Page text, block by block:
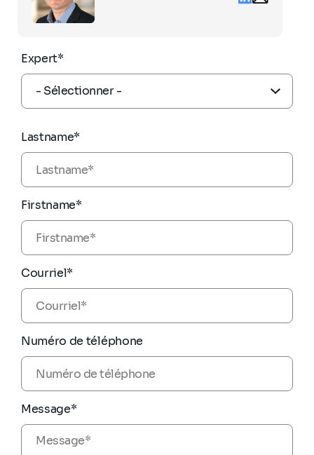
contact
see
the
full
Expert*
Lastname*
Firstname*
Courriel*
Numéro de téléphone
Message*